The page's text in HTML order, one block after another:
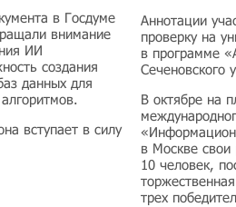
в Госдуме
внимание
ИИ
создания
данных для
вступает в силу
Аннотации
проверку на
в программе
Сеченовского
В октябре на
в Москве свои
10 человек,
трех